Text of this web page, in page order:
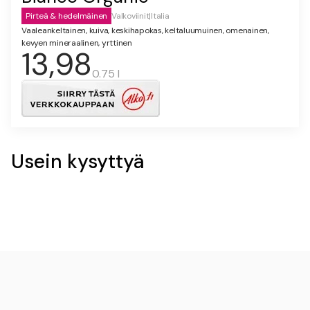
Pirteä & hedelmäinen Valkoviinit|Italia
Vaaleankeltainen, kuiva, keskihapokas, keltaluumuinen, omenainen,
kevyen mineraalinen, yrttinen
13,980.75 l
Usein kysyttyä